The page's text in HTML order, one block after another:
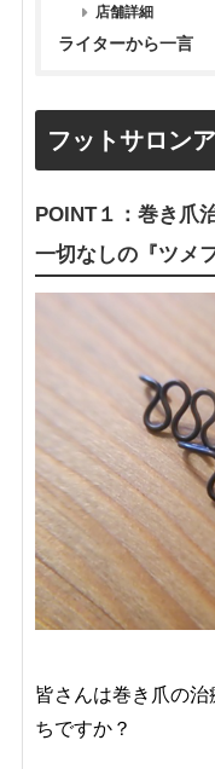
店舗詳細
ライターから一言
フットサロン
POINT１：巻き爪
一切なしの『ツメ
皆さんは巻き爪の
ちですか？